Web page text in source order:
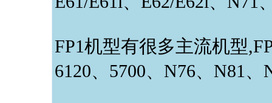
FP1机型有很多主流机型
6120、5700、N76、N81